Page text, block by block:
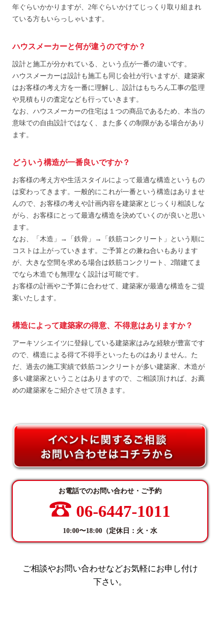
年ぐらいかかりますが、2年ぐらいかけてじっくり取り組まれ
ている方もいらっしゃいます。
ハウスメーカーと何が違うのですか？
設計と施工が分かれている、という点が一番の違いです。
ハウスメーカーは設計も施工も同じ会社が行いますが、建築家
はお客様の考え方を一番に理解し、設計はもちろん工事の監理
や見積もりの査定なども行っていきます。
なお、ハウスメーカーの住宅は１つの商品であるため、本当の
意味での自由設計ではなく、また多くの制限がある場合があり
ます。
どういう構造が一番良いですか？
お客様の考え方や生活スタイルによって最適な構造というもの
は変わってきます。一般的にこれが一番という構造はありませ
んので、お客様の考えや計画内容を建築家とじっくり相談しな
がら、お客様にとって最適な構造を決めていくのが良いと思い
ます。
なお、「木造」→「鉄骨」→「鉄筋コンクリート」という順に
コストは上がっていきます。ご予算との兼ね合いもあります
が、大きな空間を求める場合は鉄筋コンクリート、2階建てま
でなら木造でも無理なく設計は可能です。
お客様の計画やご予算に合わせて、建築家が最適な構造をご提
案いたします。
構造によって建築家の得意、不得意はありますか？
アーキソシエイツに登録している建築家はみな経験が豊富です
ので、構造による得て不得手といったものはありません。た
だ、過去の施工実績で鉄筋コンクリートが多い建築家、木造が
多い建築家ということはありますので、ご相談頂ければ、お薦
めの建築家をご紹介させて頂きます。
お電話でのお問い合わせ・ご予約
06-6447-1011
10:00〜18:00（定休日：火・水
ご相談やお問い合わせなどお気軽にお申し付け
下さい。